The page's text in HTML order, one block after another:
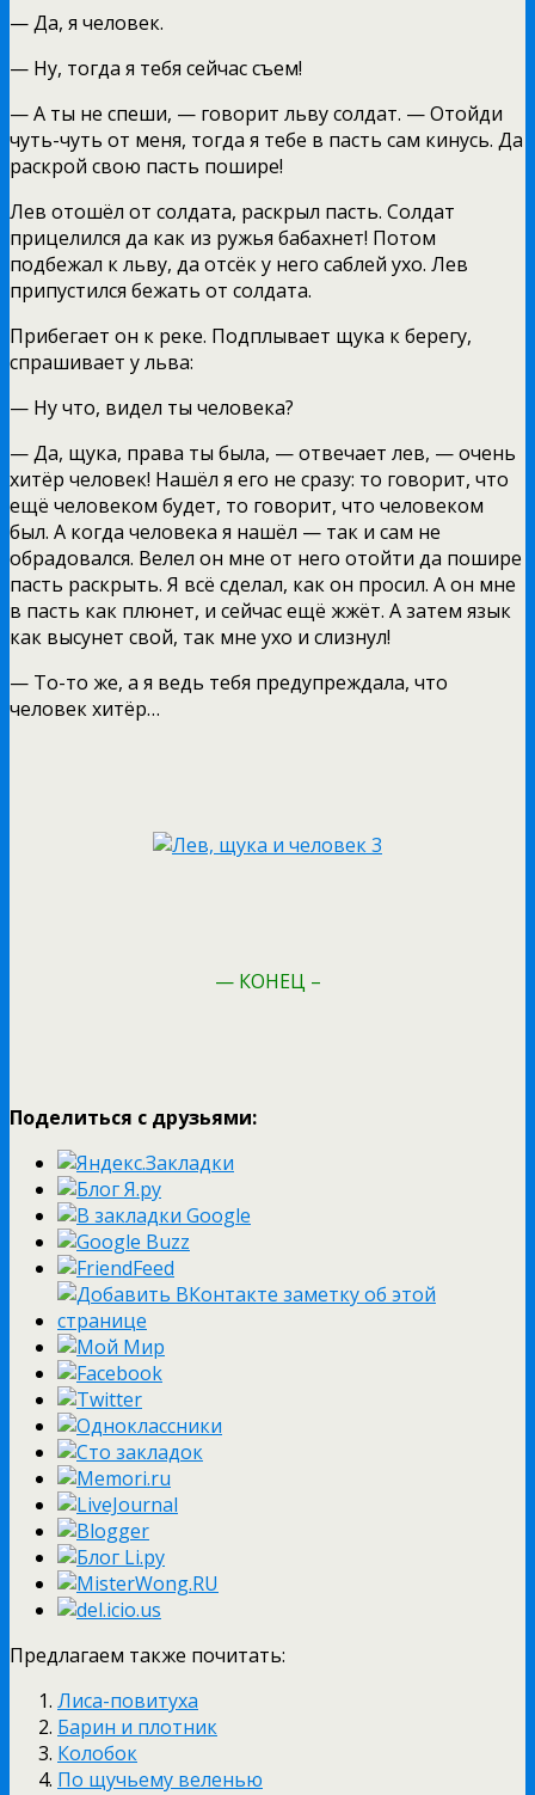
— Да, я человек.
— Ну, тогда я тебя сейчас съем!
— А ты не спеши, — говорит льву солдат. — Отойди
чуть-чуть от меня, тогда я тебе в пасть сам кинусь. Да
раскрой свою пасть пошире!
Лев отошёл от солдата, раскрыл пасть. Солдат
прицелился да как из ружья бабахнет! Потом
подбежал к льву, да отсёк у него саблей ухо. Лев
припустился бежать от солдата.
Прибегает он к реке. Подплывает щука к берегу,
спрашивает у льва:
— Ну что, видел ты человека?
— Да, щука, права ты была, — отвечает лев, — очень
хитёр человек! Нашёл я его не сразу: то говорит, что
ещё человеком будет, то говорит, что человеком
был. А когда человека я нашёл — так и сам не
обрадовался. Велел он мне от него отойти да пошире
пасть раскрыть. Я всё сделал, как он просил. А он мне
в пасть как плюнет, и сейчас ещё жжёт. А затем язык
как высунет свой, так мне ухо и слизнул!
— То-то же, а я ведь тебя предупреждала, что
человек хитёр…
— КОНЕЦ –
Поделиться с друзьями:
Предлагаем также почитать:
Лиса-повитуха
Барин и плотник
Колобок
По щучьему веленью